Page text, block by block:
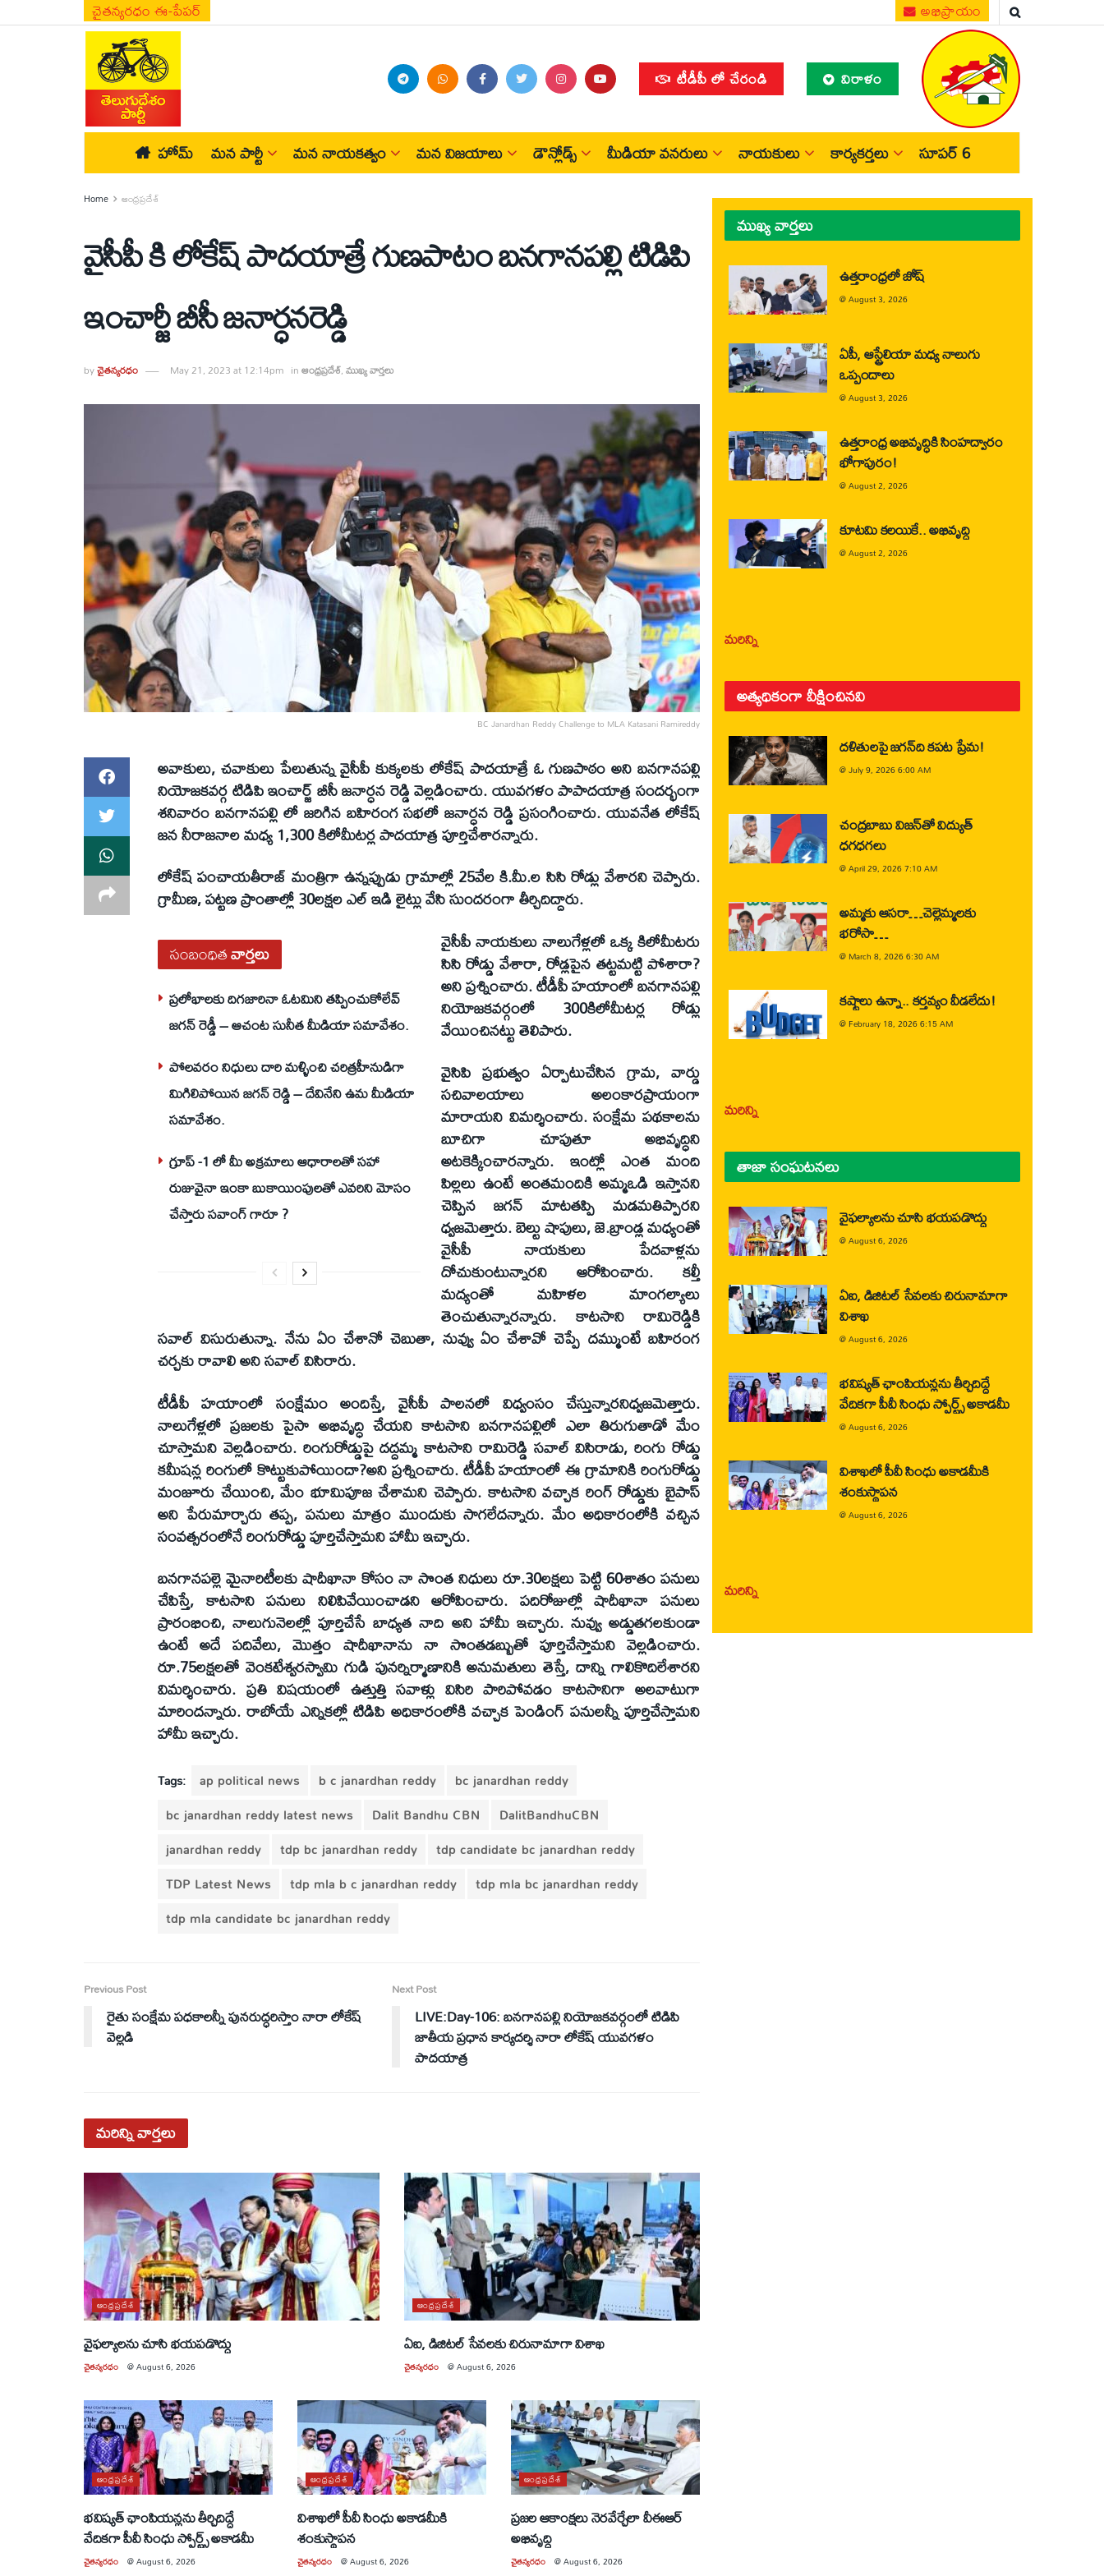
చైతన్యరధం ఈ-పేపర్ అభిప్రాయం
టీడీపీ లో చేరండి విరాళం
హోమ్ మన పార్టీ మన నాయకత్వం మన విజయాలు డౌన్లోడ్స్ మీడియా వనరులు నాయకులు కార్యకర్తలు సూపర్ 6
Home ఆంధ్రప్రదేశ్
వైసీపీ కి లోకేష్ పాదయాత్రే గుణపాటం బనగానపల్లి టిడిపి
ఇంచార్జీ బీసీ జనార్ధనరెడ్డి
byచైతన్యరధం May 21, 2023 at 12:14pm inఆంధ్రప్రదేశ్,ముఖ్య వార్తలు
BC Janardhan Reddy Challenge to MLA Katasani Ramireddy
అవాకులు, చవాకులు పేలుతున్న వైసీపీ కుక్కలకు లోకేష్ పాదయాత్రే ఓ గుణపాఠం అని బనగానపల్లి
నియోజకవర్గ టిడిపి ఇంచార్జ్ బీసీ జనార్ధన రెడ్డి వెల్లడించారు. యువగళం పాపాదయాత్ర సందర్భంగా
శనివారం బనగానపల్లి లో జరిగిన బహిరంగ సభలో జనార్ధన రెడ్డి ప్రసంగించారు. యువనేత లోకేష్
జన నీరాజనాల మధ్య 1,300 కిలోమీటర్ల పాదయాత్ర పూర్తిచేశారన్నారు.
లోకేష్ పంచాయతీరాజ్ మంత్రిగా ఉన్నప్పుడు గ్రామాల్లో 25వేల కి.మీ.ల సిసి రోడ్లు వేశారని చెప్పారు.
గ్రామీణ, పట్టణ ప్రాంతాల్లో 30లక్షల ఎల్ ఇడి లైట్లు వేసి సుందరంగా తీర్చిదిద్దారు.
సంబంధితవార్తలు
ప్రలోభాలకు దిగజారినా ఓటమిని తప్పించుకోలేవ్
జగన్ రెడ్డీ – ఆచంట సునీత మీడియా సమావేశం.
పోలవరం నిధులు దారి మళ్ళించి చరిత్రహీనుడిగా
మిగిలిపోయిన జగన్ రెడ్డి – దేవినేని ఉమ మీడియా
సమావేశం.
గ్రూప్ -1 లో మీ అక్రమాలు ఆధారాలతో సహా
రుజువైనా ఇంకా బుకాయింపులతో ఎవరిని మోసం
చేస్తారు సవాంగ్ గారూ ?
వైసీపీ నాయకులు నాలుగేళ్లలో ఒక్క కిలోమీటరు
సిసి రోడ్డు వేశారా, రోడ్లపైన తట్టమట్టి పోశారా?
అని ప్రశ్నించారు. టీడీపీ హయాంలో బనగానపల్లి
నియోజకవర్గంలో 300కిలోమీటర్ల రోడ్లు
వేయించినట్టు తెలిపారు.
వైసిపి ప్రభుత్వం ఏర్పాటుచేసిన గ్రామ, వార్డు
సచివాలయాలు అలంకారప్రాయంగా
మారాయని విమర్శించారు. సంక్షేమ పథకాలను
బూచిగా చూపుతూ అభివృద్ధిని
అటకెక్కించారన్నారు. ఇంట్లో ఎంత మంది
పిల్లలు ఉంటే అంతమందికి అమ్మఒడి ఇస్తానని
చెప్పిన జగన్ మాటతప్పి మడమతిప్పారని
ధ్వజమెత్తారు. బెల్టు షాపులు, జె.బ్రాండ్ల మధ్యంతో
వైసీపీ నాయకులు పేదవాళ్లను
దోచుకుంటున్నారని ఆరోపించారు. కల్తీ
మద్యంతో మహిళల మాంగల్యాలు
తెంచుతున్నారన్నారు. కాటసాని రామిరెడ్డికి
సవాల్ విసురుతున్నా. నేను ఏం చేశానో చెబుతా, నువ్వు ఏం చేశావో చెప్పే దమ్ముంటే బహిరంగ
చర్చకు రావాలి అని సవాల్ విసిరారు.
టీడీపీ హయాంలో సంక్షేమం అందిస్తే, వైసీపీ పాలనలో విధ్వంసం చేస్తున్నారనిధ్వజమెత్తారు.
నాలుగేళ్లలో ప్రజలకు పైసా అభివృద్ధి చేయని కాటసాని బనగానపల్లిలో ఎలా తిరుగుతాడో మేం
చూస్తామని వెల్లడించారు. రింగురోడ్డుపై దద్దమ్మ కాటసాని రామిరెడ్డి సవాల్ విసిరాడు, రింగు రోడ్డు
కమీషన్ల రింగులో కొట్టుకుపోయిందా?అని ప్రశ్నించారు. టీడీపీ హయాంలో ఈ గ్రామానికి రింగురోడ్డు
మంజూరు చేయించి, మేం భూమిపూజ చేశామని చెప్పారు. కాటసాని వచ్చాక రింగ్ రోడ్డుకు బైపాస్
అని పేరుమార్చారు తప్ప, పనులు మాత్రం ముందుకు సాగలేదన్నారు. మేం అధికారంలోకి వచ్చిన
సంవత్సరంలోనే రింగురోడ్డు పూర్తిచేస్తామని హామీ ఇచ్చారు.
బనగానపల్లె మైనారిటీలకు షాదీఖానా కోసం నా సొంత నిధులు రూ.30లక్షలు పెట్టి 60శాతం పనులు
చేపిస్తే, కాటసాని పనులు నిలిపివేయించాడని ఆరోపించారు. పదిరోజుల్లో షాదీఖానా పనులు
ప్రారంభించి, నాలుగునెలల్లో పూర్తిచేసే బాధ్యత నాది అని హామీ ఇచ్చారు. నువ్వు అడ్డుతగలకుండా
ఉంటే అదే పదివేలు, మొత్తం షాదీఖానాను నా సొంతడబ్బుతో పూర్తిచేస్తామని వెల్లడించారు.
రూ.75లక్షలతో వెంకటేశ్వరస్వామి గుడి పునర్నిర్మాణానికి అనుమతులు తెస్తే, దాన్ని గాలికొదిలేశారని
విమర్శించారు. ప్రతి విషయంలో ఉత్తుత్తి సవాళ్లు విసిరి పారిపోవడం కాటసానిగా అలవాటుగా
మారిందన్నారు. రాబోయే ఎన్నికల్లో టిడిపి అధికారంలోకి వచ్చాక పెండింగ్ పనులన్నీ పూర్తిచేస్తామని
హామీ ఇచ్చారు.
Tags: ap political news b c janardhan reddy
bc janardhan reddy
bc janardhan reddy latest news
Dalit Bandhu CBN
DalitBandhuCBN
janardhan reddy
tdp bc janardhan reddy
tdp candidate bc janardhan reddy
TDP Latest News
tdp mla b c janardhan reddy
tdp mla bc janardhan reddy
tdp mla candidate bc janardhan reddy
Previous Post
రైతు సంక్షేమ పధకాలన్నీ పునరుద్ధరిస్తాం నారా లోకేష్
వెల్లడి
Next Post
LIVE:Day-106: బనగానపల్లి నియోజ‌క‌వర్గంలో టిడిపి
జాతీయ ప్ర‌ధాన కార్య‌ద‌ర్శి నారా లోకేష్ యువ‌గ‌ళం
పాద‌యాత్ర
మరిన్నివార్తలు
ఆంధ్రప్రదేశ్
వైఫల్యాలను చూసి భయపడొద్దు
చైతన్యరధం @August 6, 2026
ఆంధ్రప్రదేశ్
ఏఐ, డిజిటల్ సేవలకు చిరునామాగా విశాఖ
చైతన్యరధం @August 6, 2026
ఆంధ్రప్రదేశ్
భవిష్యత్ ఛాంపియన్లను తీర్చిదిద్దే
వేదికగా పీవీ సింధు స్పోర్ట్స్ అకాడమీ
చైతన్యరధం @August 6, 2026
ఆంధ్రప్రదేశ్
విశాఖలో పీవీ సింధు అకాడమీకి
శంకుస్థాపన
చైతన్యరధం @August 6, 2026
ఆంధ్రప్రదేశ్
ప్రజల ఆకాంక్షలు నెరవేర్చేలా వీఈఆర్
అభివృద్ధి
చైతన్యరధం @August 6, 2026
ముఖ్య వార్తలు
ఉత్తరాంధ్రలో జోష్
@August 3, 2026
ఏపీ, ఆస్ట్రేలియా మధ్య నాలుగు
ఒప్పందాలు
@August 3, 2026
ఉత్తరాంధ్ర అభివృద్ధికి సింహద్వారం
భోగాపురం!
@August 2, 2026
కూటమి కలయికే.. అభివృద్ధి
@August 2, 2026
మరిన్ని
అత్యధికంగా వీక్షించినవి
దళితులపై జగన్‌ది కపట ప్రేమ!
@July 9, 2026 6:00 AM
చంద్రబాబు విజన్‌తో విద్యుత్
ధగధగలు
@April 29, 2026 7:10 AM
అమ్మకు ఆసరా…చెల్లెమ్మలకు
భరోసా…
@ March 8, 2026 6:30 AM
కష్టాలు ఉన్నా.. కర్తవ్యం వీడలేదు!
@February 18, 2026 6:15 AM
మరిన్ని
తాజా సంఘటనలు
వైఫల్యాలను చూసి భయపడొద్దు
@August 6, 2026
ఏఐ, డిజిటల్ సేవలకు చిరునామాగా
విశాఖ
@August 6, 2026
భవిష్యత్ ఛాంపియన్లను తీర్చిదిద్దే
వేదికగా పీవీ సింధు స్పోర్ట్స్ అకాడమీ
@August 6, 2026
విశాఖలో పీవీ సింధు అకాడమీకి
శంకుస్థాపన
@August 6, 2026
మరిన్ని